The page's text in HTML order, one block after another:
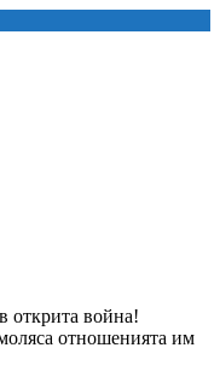
война!
отношенията им